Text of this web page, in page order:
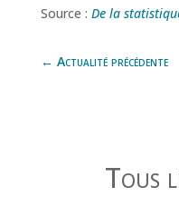
Source : De la
← Actualité précédente
Tous